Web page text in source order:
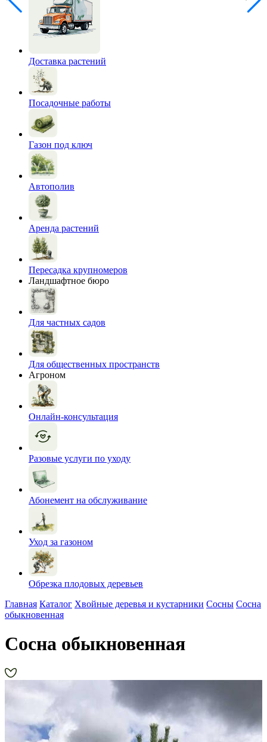
Доставка растений
Посадочные работы
Газон под ключ
Автополив
Аренда растений
Пересадка крупномеров
Ландшафтное бюро
Для частных садов
Для общественных пространств
Агроном
Онлайн-консультация
Разовые услуги по уходу
Абонемент на обслуживание
Уход за газоном
Обрезка плодовых деревьев
Главная Каталог Хвойные деревья и кустарники Сосны Сосна
обыкновенная
Сосна обыкновенная